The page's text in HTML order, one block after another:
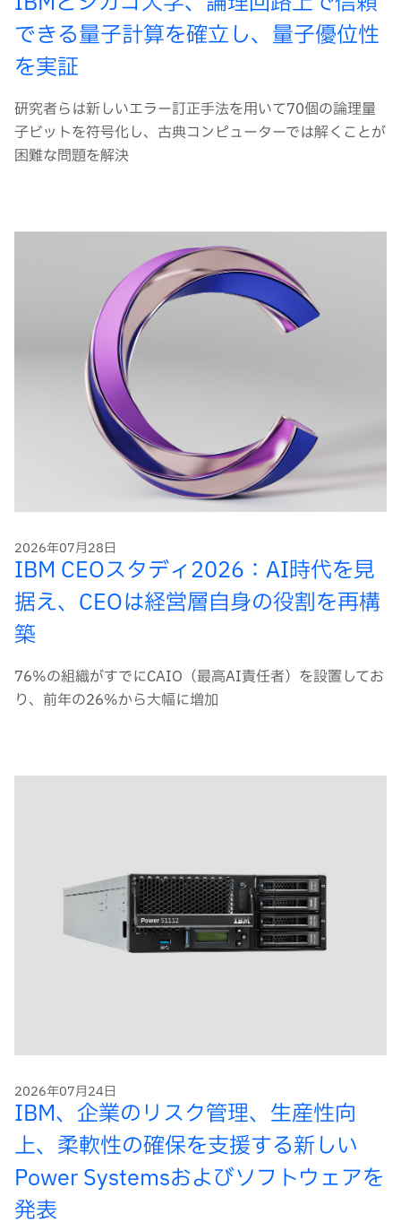
できる量子計算を確立し、量子優位性
を実証
研究者らは新しいエラー訂正手法を用いて70個の論理量
子ビットを符号化し、古典コンピューターでは解くことが
困難な問題を解決
2026年07月28日
IBM CEOスタディ2026：AI時代を見
据え、CEOは経営層自身の役割を再構
築
76%の組織がすでにCAIO（最高AI責任者）を設置してお
り、前年の26%から大幅に増加
2026年07月24日
IBM、企業のリスク管理、生産性向
上、柔軟性の確保を支援する新しい
Power Systemsおよびソフトウェアを
発表